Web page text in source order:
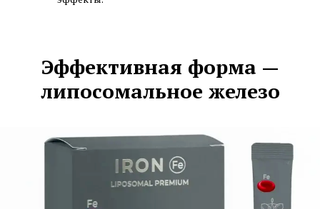
Эффективная форма —
липосомальное железо